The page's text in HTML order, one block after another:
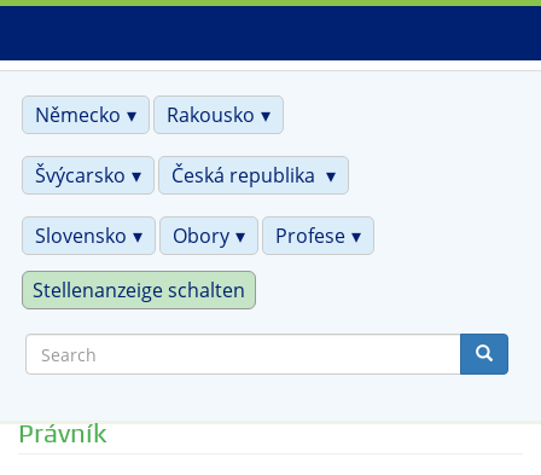
Skip
main
content
Německo
Rakousko
Švýcarsko Česká republika
Slovensko Obory Profese
Stellenanzeige schalten
Právník